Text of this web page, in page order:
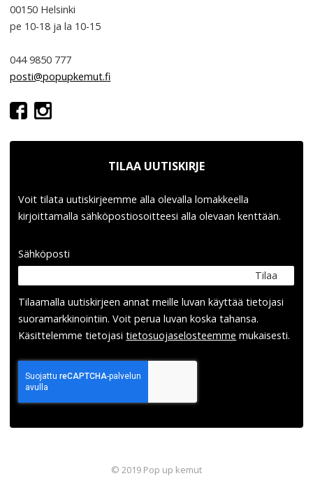
00150 Helsinki
pe 10-18 ja la 10-15
044 9850 777
posti@popupkemut.fi
TILAA UUTISKIRJE
Voit tilata uutiskirjeemme alla olevalla lomakkeella
kirjoittamalla sähköpostiosoitteesi alla olevaan kenttään.
Sähköposti
Tilaa
Tilaamalla uutis­kirjeen annat meille luvan käyttää tietojasi
suora­markkinointiin. Voit perua luvan koska tahansa.
Käsittelemme tietojasitieto­suoja­selosteemme mukaisesti.
© 2019 Pop up kemut